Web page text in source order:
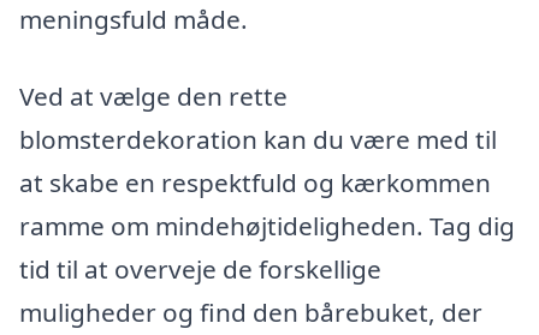
meningsfuld måde.
Ved at vælge den rette
blomsterdekoration kan du være med til
at skabe en respektfuld og kærkommen
ramme om mindehøjtideligheden. Tag dig
tid til at overveje de forskellige
muligheder og find den bårebuket, der